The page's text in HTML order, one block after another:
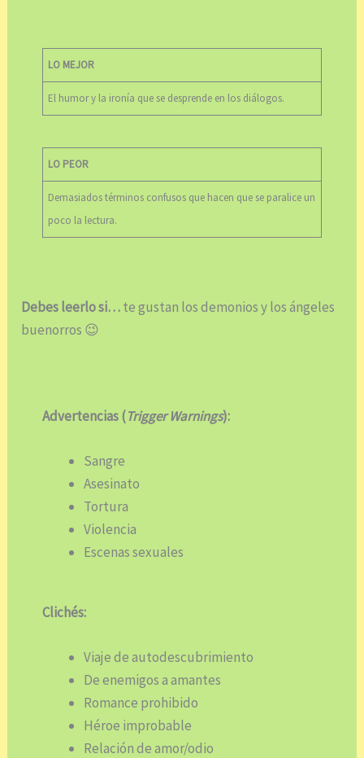
LO MEJOR
El humor y la ironía que se desprende en los diálogos.
LO PEOR
Demasiados términos confusos que hacen que se paralice un
poco la lectura.
Debes leerlo si…te gustan los demonios y los ángeles
buenorros 😉
Advertencias (Trigger Warnings):
Sangre
Asesinato
Tortura
Violencia
Escenas sexuales
Clichés:
Viaje de autodescubrimiento
De enemigos a amantes
Romance prohibido
Héroe improbable
Relación de amor/odio